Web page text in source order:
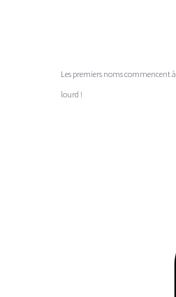
Les premiers noms commencent
lourd !